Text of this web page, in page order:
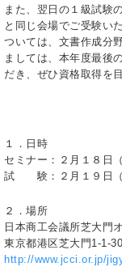
また、翌日の１級試験
と同じ会場でご受験い
ついては、文書作成分
ましては、本年度最後
だき、ぜひ資格取得を
１．日時
セミナー：２月１８日
試 験：２月１９日（
２．場所
日本商工会議所芝大門
東京都港区芝大門1-1-
http://www.jcci.or.jp/